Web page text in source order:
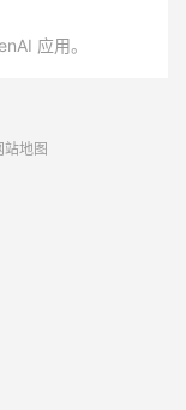
应用。
站地图